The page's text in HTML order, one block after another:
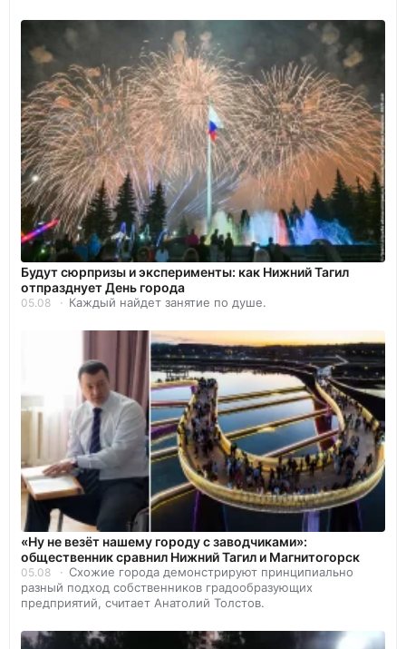
Будут сюрпризы и эксперименты: как Нижний Тагил
отпразднует День города
05.08 Каждый найдет занятие по душе.
«Ну не везёт нашему городу с заводчиками»:
общественник сравнил Нижний Тагил и Магнитогорск
05.08
Схожие города демонстрируют принципиально
разный подход собственников градообразующих
предприятий, считает Анатолий Толстов.